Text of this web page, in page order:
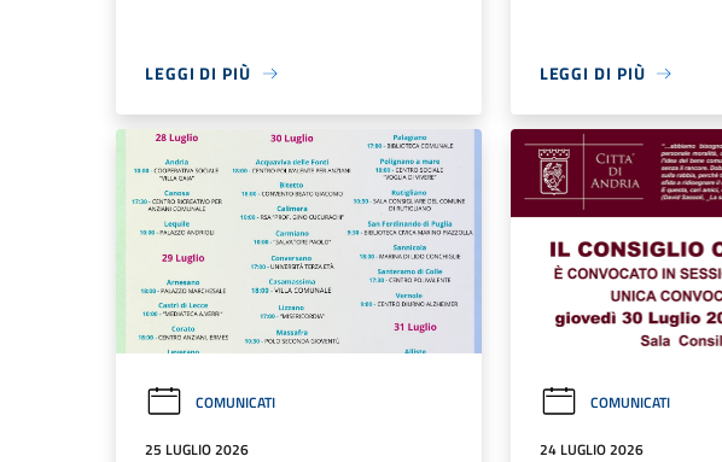
LEGGI DI PIÙ LEGGI DI PIÙ
COMUNICATI
25 LUGLIO 2026
COMUNICATI
24 LUGLIO 2026